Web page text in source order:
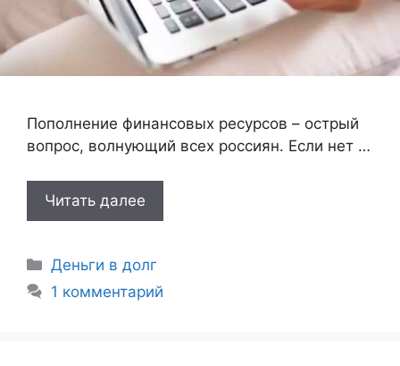
Пополнение финансовых ресурсов – острый
вопрос, волнующий всех россиян. Если нет …
Читать далее
Рубрики
Деньги в долг
1 комментарий